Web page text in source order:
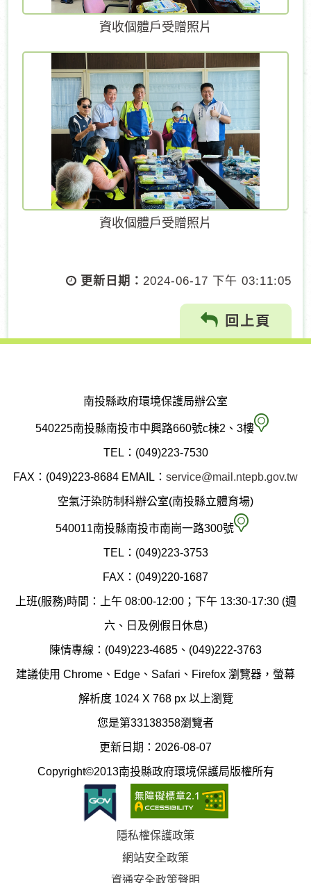
資收個體戶受贈照片
資收個體戶受贈照片
更新日期： 2024-06-17 下午 03:11:05
回上頁
南投縣政府環境保護局辦公室
540225南投縣南投市中興路660號c棟2、3樓 南
縣
保
局
圖
TEL：(049)223-7530
FAX：(049)223-8684 EMAIL： service@mail.ntepb.gov.tw
空氣汙染防制科辦公室(南投縣立體育場)
540011南投縣南投市南崗一路300號 空
染
制
科
(南
TEL：(049)223-3753
FAX：(049)220-1687
上班(服務)時間：上午 08:00-12:00；下午 13:30-17:30 (週
六、日及例假日休息)
陳情專線：(049)223-4685、(049)222-3763
建議使用 Chrome、Edge、Safari、Firefox 瀏覽器，螢幕
解析度 1024 X 768 px 以上瀏覽
您是第33138358瀏覽者
更新日期：2026-08-07
Copyright©2013南投縣政府環境保護局版權所有
隱私權保護政策
網站安全政策
資通安全政策聲明